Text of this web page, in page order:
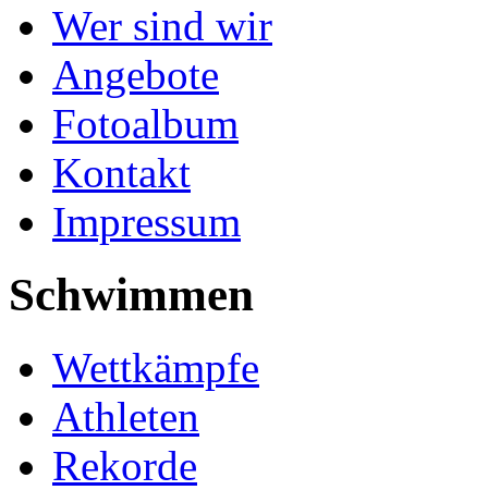
Wer sind wir
Angebote
Fotoalbum
Kontakt
Impressum
Schwimmen
Wettkämpfe
Athleten
Rekorde